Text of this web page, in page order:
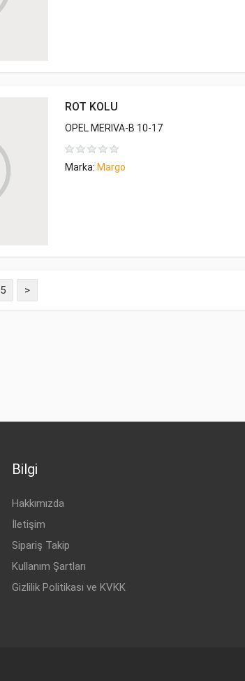
ROT KOLU
OPEL MERIVA-B 10-17
Marka: Margo
5 >
Bilgi
Hakkımızda
İletişim
Sipariş Takip
Kullanım Şartları
Gizlilik Politikası ve KVKK